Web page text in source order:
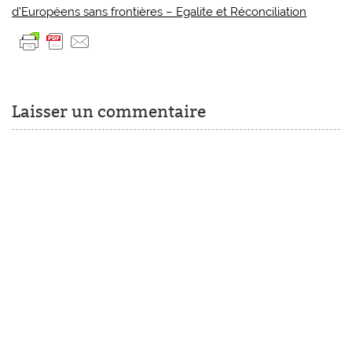
d’Européens sans frontières – Egalite et Réconciliation
Laisser un commentaire